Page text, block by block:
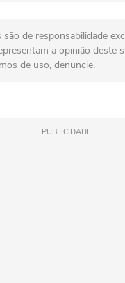
de responsabilidade
a opinião deste
de uso, denuncie.
PUBLICIDADE